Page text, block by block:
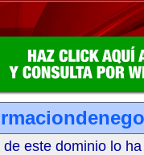
de este dominio lo